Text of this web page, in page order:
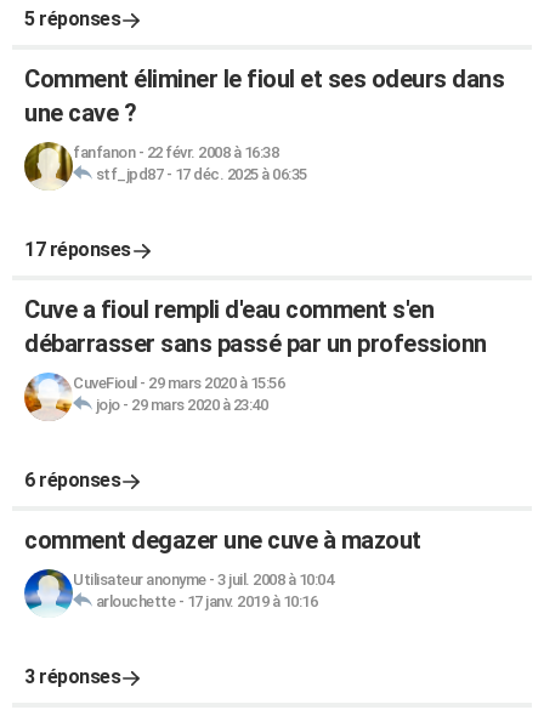
5 réponses
Comment éliminer le fioul et ses odeurs dans
une cave ?
fanfanon- 22 févr. 2008 à 16:38
stf_jpd87- 17 déc. 2025 à 06:35
17 réponses
Cuve a fioul rempli d'eau comment s'en
débarrasser sans passé par un professionn
CuveFioul - 29 mars 2020 à 15:56
jojo- 29 mars 2020 à 23:40
6 réponses
comment degazer une cuve à mazout
Utilisateur anonyme- 3 juil. 2008 à 10:04
arlouchette- 17 janv. 2019 à 10:16
3 réponses